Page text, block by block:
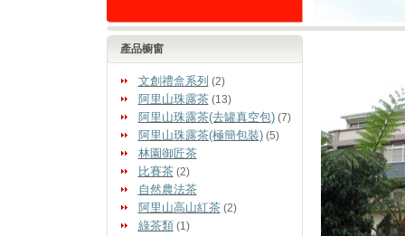
產品櫥窗
文創禮盒系列 (2)
阿里山珠露茶(13)
阿里山珠露茶(去罐真空包)(7)
阿里山珠露茶(極簡包裝)(5)
林園御匠茶
比賽茶(2)
自然農法茶
阿里山高山紅茶(2)
綠茶類 (1)